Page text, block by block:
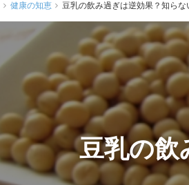
健康の知恵 豆乳の飲み過ぎは逆効果？知ら
豆乳の飲